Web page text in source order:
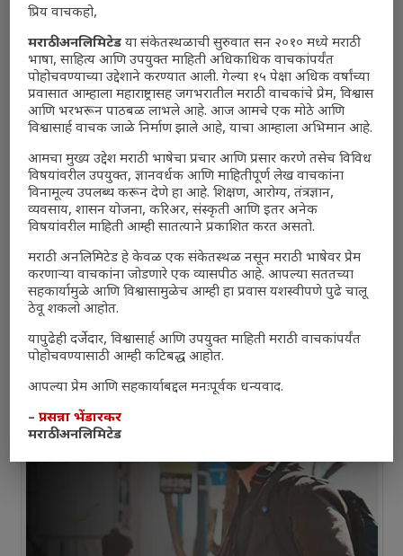
प्रिय वाचकहो,
मराठी अनलिमिटेड या संकेतस्थळाची सुरुवात सन २०१० मध्ये मराठी
भाषा, साहित्य आणि उपयुक्त माहिती अधिकाधिक वाचकांपर्यंत
पोहोचवण्याच्या उद्देशाने करण्यात आली. गेल्या १५ पेक्षा अधिक वर्षांच्या
प्रवासात आम्हाला महाराष्ट्रासह जगभरातील मराठी वाचकांचे प्रेम, विश्वास
आणि भरभरून पाठबळ लाभले आहे. आज आमचे एक मोठे आणि
विश्वासार्ह वाचक जाळे निर्माण झाले आहे, याचा आम्हाला अभिमान आहे.
आमचा मुख्य उद्देश मराठी भाषेचा प्रचार आणि प्रसार करणे तसेच विविध
विषयांवरील उपयुक्त, ज्ञानवर्धक आणि माहितीपूर्ण लेख वाचकांना
विनामूल्य उपलब्ध करून देणे हा आहे. शिक्षण, आरोग्य, तंत्रज्ञान,
व्यवसाय, शासन योजना, करिअर, संस्कृती आणि इतर अनेक
विषयांवरील माहिती आम्ही सातत्याने प्रकाशित करत असतो.
मराठी अनलिमिटेड हे केवळ एक संकेतस्थळ नसून मराठी भाषेवर प्रेम
करणाऱ्या वाचकांना जोडणारे एक व्यासपीठ आहे. आपल्या सततच्या
सहकार्यामुळे आणि विश्वासामुळेच आम्ही हा प्रवास यशस्वीपणे पुढे चालू
ठेवू शकलो आहोत.
यापुढेही दर्जेदार, विश्वासार्ह आणि उपयुक्त माहिती मराठी वाचकांपर्यंत
पोहोचवण्यासाठी आम्ही कटिबद्ध आहोत.
आपल्या प्रेम आणि सहकार्याबद्दल मनःपूर्वक धन्यवाद.
–प्रसन्ना भेंडारकर
मराठी अनलिमिटेड